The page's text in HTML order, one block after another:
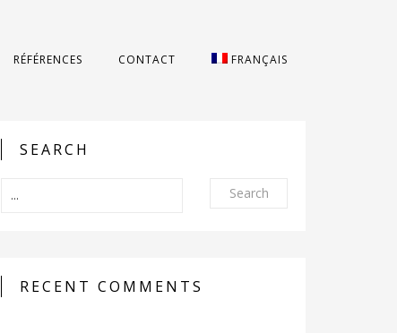
RÉFÉRENCES CONTACT FRANÇAIS
SEARCH
Search
RECENT COMMENTS